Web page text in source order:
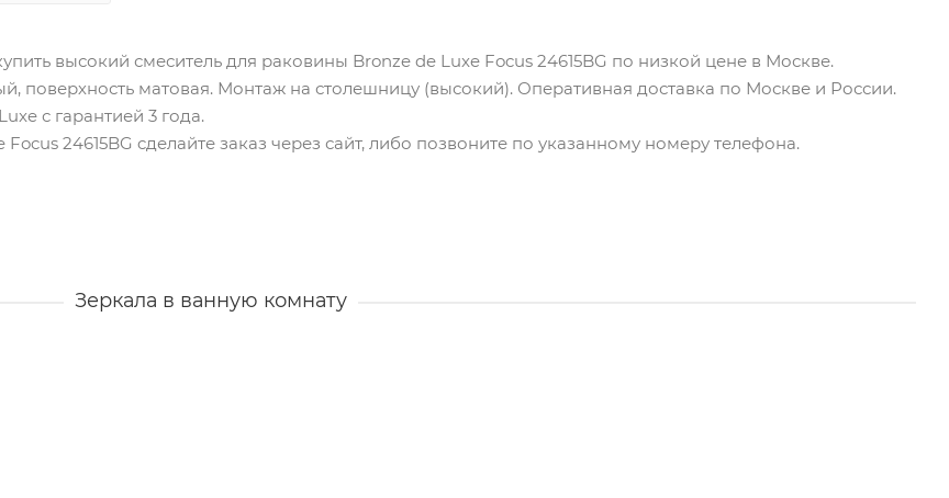
высокий смеситель для раковины Bronze de Luxe Focus 24615BG по низкой цене в Москве.
поверхность матовая. Монтаж на столешницу (высокий). Оперативная доставка по Москве и России.
с гарантией 3 года.
Focus 24615BG cделайте заказ через сайт, либо позвоните по указанному номеру телефона.
Зеркала в ванную комнату